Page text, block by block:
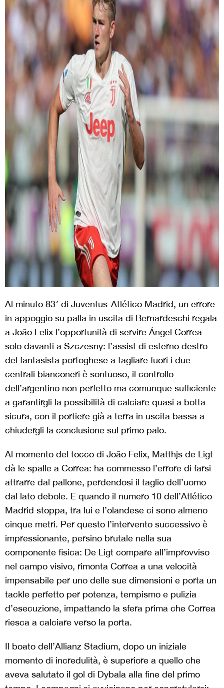
Al minuto 83′ di Juventus-Atlético Madrid, un errore
in appoggio su palla in uscita di Bernardeschi regala
a João Felix l’opportunità di servire Ángel Correa
solo davanti a Szczesny: l’assist di esterno destro
del fantasista portoghese a tagliare fuori i due
centrali bianconeri è sontuoso, il controllo
dell’argentino non perfetto ma comunque sufficiente
a garantirgli la possibilità di calciare quasi a botta
sicura, con il portiere già a terra in uscita bassa a
chiudergli la conclusione sul primo palo.
Al momento del tocco di João Felix, Matthjs de Ligt
dà le spalle a Correa: ha commesso l’errore di farsi
attrarre dal pallone, perdendosi il taglio dell’uomo
dal lato debole. E quando il numero 10 dell’Atlético
Madrid stoppa, tra lui e l’olandese ci sono almeno
cinque metri. Per questo l’intervento successivo è
impressionante, persino brutale nella sua
componente fisica: De Ligt compare all’improvviso
nel campo visivo, rimonta Correa a una velocità
impensabile per uno delle sue dimensioni e porta un
tackle perfetto per potenza, tempismo e pulizia
d’esecuzione, impattando la sfera prima che Correa
riesca a calciare verso la porta.
Il boato dell’Allianz Stadium, dopo un iniziale
momento di incredulità, è superiore a quello che
aveva salutato il gol di Dybala alla fine del primo